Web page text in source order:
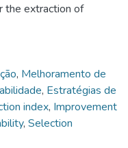
the extraction of
, Melhoramento de
, Estratégias de
index, Improvement
, Selection